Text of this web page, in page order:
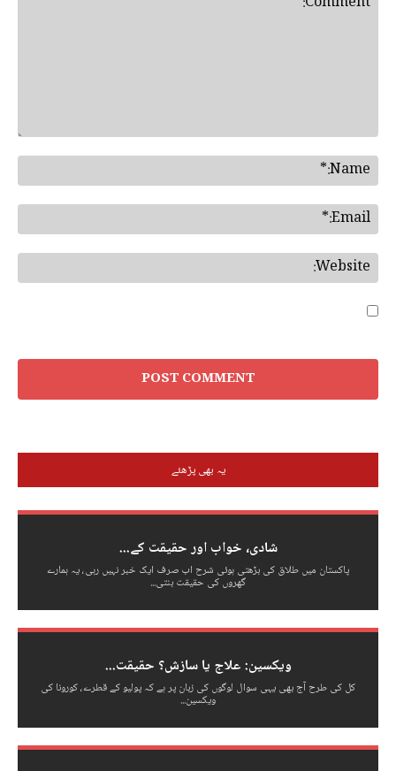
یہ بھی پڑھئے
شادی، خواب اور حقیقت کے...
پاکستان میں طلاق کی بڑھتی ہوئی شرح اب صرف ایک خبر نہیں رہی، یہ ہمارے
گھروں کی حقیقت بنتی...
ویکسین: علاج یا سازش؟ حقیقت...
کل کی طرح آج بھی یہی سوال لوگوں کی زبان پر ہے کہ پولیو کے قطرے، کورونا کی
ویکسین...